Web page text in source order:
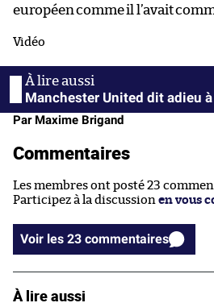
européen comme il l’avait
Vidéo
Manchester United dit adieu
Par Maxime Brigand
Commentaires
Les membres ont posté 23
Participez à la discussion en vous
Voir les 23 commentaires
À lire aussi